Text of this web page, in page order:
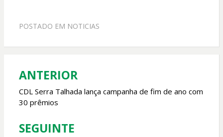
e
o
k
A
p
POSTADO EM NOTICIAS
Navegação
de
Post
ANTERIOR
CDL Serra Talhada lança campanha de fim de ano com
30 prêmios
SEGUINTE